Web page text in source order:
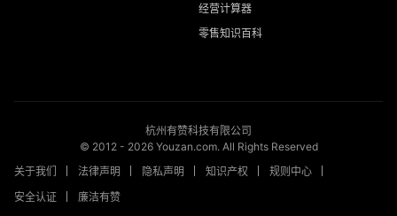
经营计算器
零售知识百科
杭州有赞科技有限公司
© 2012 - 2026Youzan.com. All Rights Reserved
关于我们
法律声明 隐私声明 知识产权
规则中心
安全认证
廉洁有赞